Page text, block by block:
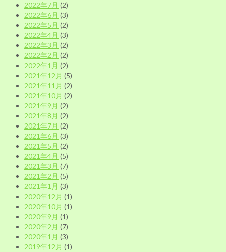
2022年7月 (2)
2022年6月 (3)
2022年5月 (2)
2022年4月 (3)
2022年3月 (2)
2022年2月 (2)
2022年1月 (2)
2021年12月 (5)
2021年11月 (2)
2021年10月 (2)
2021年9月 (2)
2021年8月 (2)
2021年7月 (2)
2021年6月 (3)
2021年5月 (2)
2021年4月 (5)
2021年3月 (7)
2021年2月 (5)
2021年1月 (3)
2020年12月 (1)
2020年10月 (1)
2020年9月 (1)
2020年2月 (7)
2020年1月 (3)
2019年12月 (1)